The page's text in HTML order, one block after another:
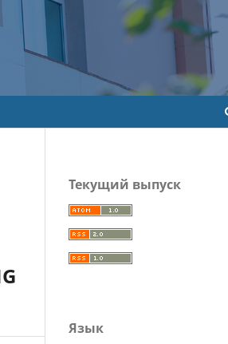
Текущий выпуск
Язык